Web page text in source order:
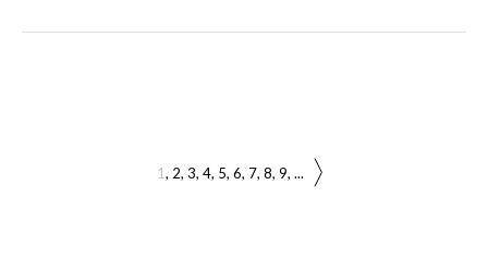
1 2 3 4 5 6 7 8 9 ...